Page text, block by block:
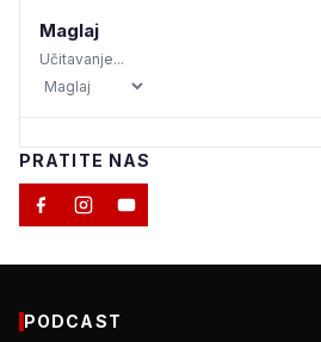
Maglaj
Učitavanje...
PRATITE NAS
PODCAST